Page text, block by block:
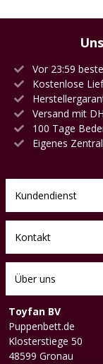
Vor 23:59
Kostenlose
Versand mit
100 Tage
Eigenes
Kundendienst
Kontakt
Über uns
Toyfan BV
Puppenbett.de
Klosterstiege 50
48599 Gronau